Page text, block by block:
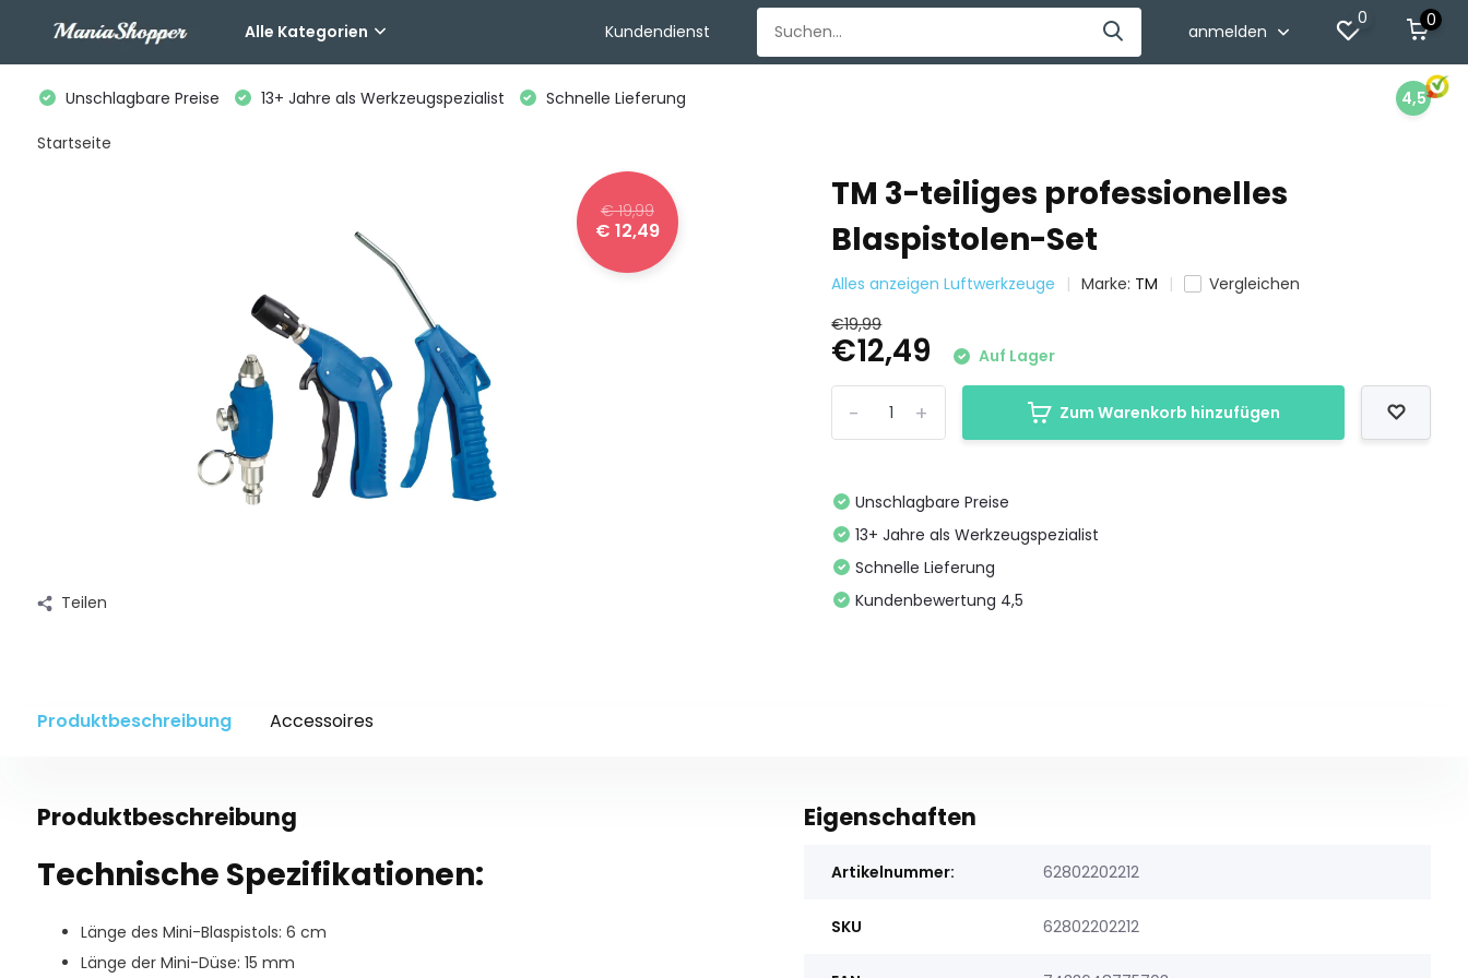
Alle Kategorien Kundendienst anmelden
0 0
Unschlagbare Preise 13+ Jahre als Werkzeugspezialist Schnelle Lieferung 4,5
Startseite
€ 19,99
€ 12,49
Teilen
TM 3-teiliges professionelles
Blaspistolen-Set
Alles anzeigen Luftwerkzeuge Marke: TM
Vergleichen
€19,99
€12,49 Auf Lager
+
- Zum Warenkorb hinzufügen
Unschlagbare Preise
13+ Jahre als Werkzeugspezialist
Schnelle Lieferung
Kundenbewertung 4,5
Produktbeschreibung Accessoires
Produktbeschreibung
Technische Spezifikationen:
Länge des Mini-Blaspistols: 6 cm
Länge der Mini-Düse: 15 mm
Eigenschaften
Artikelnummer: 62802202212
SKU 62802202212